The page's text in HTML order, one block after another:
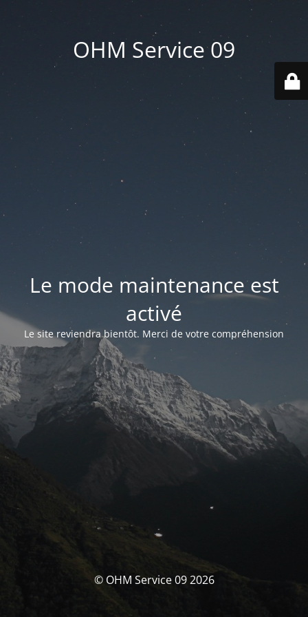
OHM Service 09
Le mode maintenance est
activé
Le site reviendra bientôt. Merci de votre compréhension
© OHM Service 09 2026